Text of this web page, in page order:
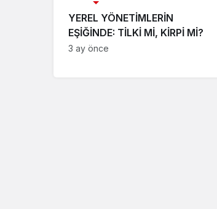
YEREL YÖNETİMLERİN
EŞİĞİNDE: TİLKİ Mİ, KİRPİ Mİ?
3 ay önce